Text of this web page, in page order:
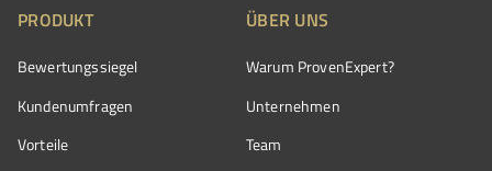
PRODUKT
Bewertungssiegel
Kundenumfragen
Vorteile
ÜBER UNS
Warum ProvenExpert?
Unternehmen
Team